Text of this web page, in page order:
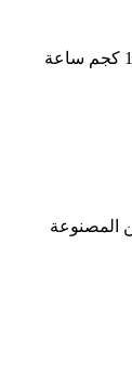
مطحنة الكرة المعدنية. مطحنة الكرة المعدنية كاب ر. من ر مطحنة الكرة مزايا الكرة مطحنة قدرة 140 ر, الكرة مطحنة قدرة ال طاحونة 240 مل واحد, الكرة مطحنة 50 ر ح [اتصل الآن] 100500 كجم ساعة
لشراء مطحنة نانو الطحن المصنوعة